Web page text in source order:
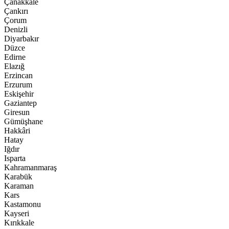
Çanakkale
Çankırı
Çorum
Denizli
Diyarbakır
Düzce
Edirne
Elazığ
Erzincan
Erzurum
Eskişehir
Gaziantep
Giresun
Gümüşhane
Hakkâri
Hatay
Iğdır
Isparta
Kahramanmaraş
Karabük
Karaman
Kars
Kastamonu
Kayseri
Kırıkkale